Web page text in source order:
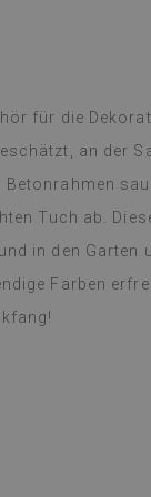
für die
an der
Tuch ab.
in den Garten
Farben
beschrieben,
mühelos, und
begeistert und
dünne Folie
einer Woche,
dem Gasherd
Probleme
einem
werden oder
vor 1 Jahr